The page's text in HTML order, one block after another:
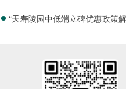
“天寿陵园中低端立碑优惠政策